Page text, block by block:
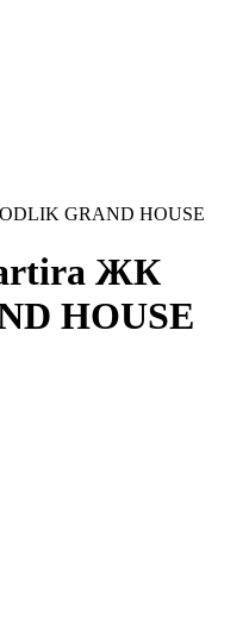
GRAND HOUSE
ЖК
HOUSE